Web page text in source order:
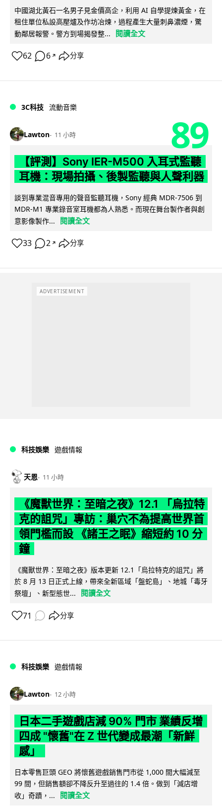
中國湖北黃石一名男子見金價高企，利用 AI 自學提煉黃金，在
租住單位私設高壓爐及作坊冶煉，過程產生大量刺鼻濃煙，驚
動鄰居報警。警方到場揭發整...
閱讀全文
62 6 ↗ 分享
3C科技 流動音樂
Lawton 11 小時 89
【評測】Sony IER-M500 入耳式監聽
耳機：現場拍攝、後製監聽與人聲利器
談到專業混音專用的聲音監聽耳機，Sony 經典 MDR-7506 到
MDR-M1 專業錄音室耳機都為人熟悉。而現在舞台製作者與創
意影像製作...
閱讀全文
33 2 ↗ 分享
ADVERTISEMENT
科技娛樂 遊戲情報
天恩 11 小時
《魔獸世界：至暗之夜》12.1 「烏拉特
克的詛咒」專訪：巢穴不為提高世界首
領門檻而設 《諸王之眠》縮短約 10 分
鐘
《魔獸世界：至暗之夜》版本更新 12.1「烏拉特克的詛咒」將
於 8 月 13 日正式上線，帶來全新區域「盤蛇島」、地城「毒牙
祭壇」、新型態世...
閱讀全文
71 分享
科技娛樂 遊戲情報
Lawton 12 小時
日本二手遊戲店減 90% 門市 業績反增
四成 "懷舊"在 Z 世代變成最潮「新鮮
感」
日本零售巨頭 GEO 將懷舊遊戲銷售門市從 1,000 間大幅減至
99 間，但銷售額卻不降反升至過往的 1.4 倍。做到「減店增
收」奇蹟，...
閱讀全文